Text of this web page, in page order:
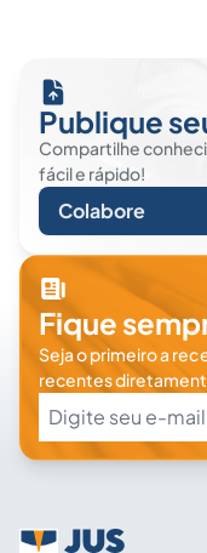
Publique
Compartilhe
fácil e rápido!
Colabore
Fique
Seja o primeiro a
recentes